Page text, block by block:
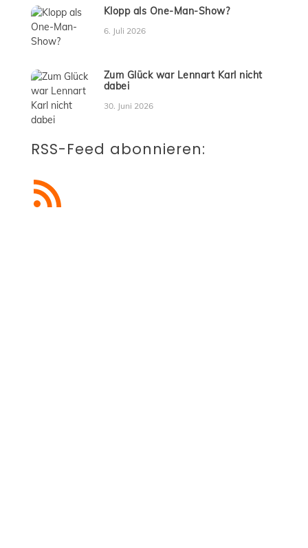
Klopp als One-Man-Show?
6. Juli 2026
Zum Glück war Lennart Karl nicht
dabei
30. Juni 2026
RSS-Feed abonnieren:
RSS-Feed abonnieren